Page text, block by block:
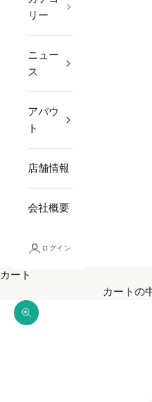
リー
ニュー
ス
アバウ
ト
店舗情報
会社概要
ログイン
カート
カートの
ズームイン